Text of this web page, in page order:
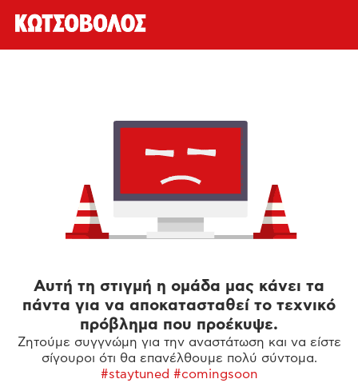
Αυτή τη στιγμή η ομάδα μας κάνει τα
πάντα για να αποκατασταθεί το τεχνικό
πρόβλημα που προέκυψε.
Ζητούμε συγγνώμη για την αναστάτωση και να είστε
σίγουροι ότι θα επανέλθουμε πολύ σύντομα.
#staytuned #comingsoon